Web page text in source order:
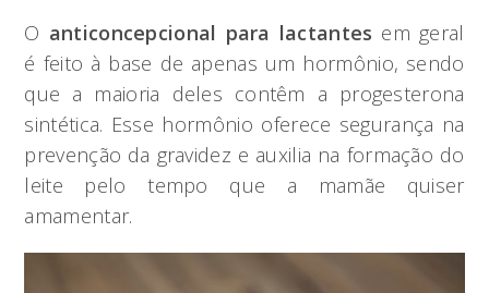
O anticoncepcional para lactantes em geral
é feito à base de apenas um hormônio, sendo
que a maioria deles contêm a progesterona
sintética. Esse hormônio oferece segurança na
prevenção da gravidez e auxilia na formação do
leite pelo tempo que a mamãe quiser
amamentar.